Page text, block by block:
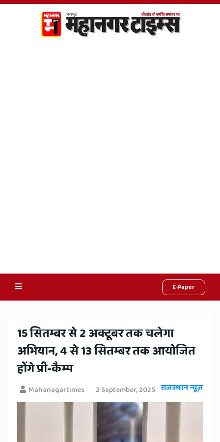
E-Paper
Hindi
News,
Hindi
Samachar,
Jaipur
​15 सितम्बर से 2 अक्टूबर तक चलेगा
अभियान, 4 से 13 सितम्बर तक आयोजित
होंगे प्री-कैम्प
Mahanagartimes 2 September, 2025 राजस्थान न्यूज़